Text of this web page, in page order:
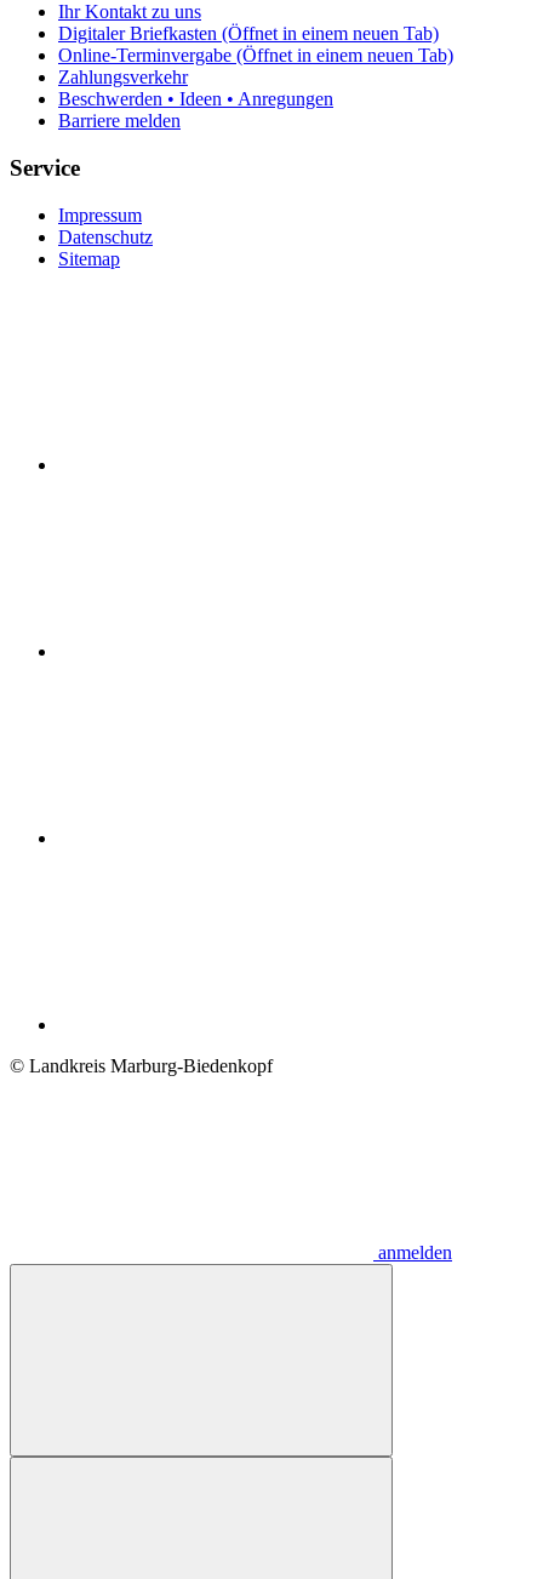
Ihr Kontakt zu uns
Digitaler Briefkasten (Öffnet in einem neuen Tab)
Online-Terminvergabe (Öffnet in einem neuen Tab)
Zahlungsverkehr
Beschwerden • Ideen • Anregungen
Barriere melden
Service
Impressum
Datenschutz
Sitemap
© Landkreis Marburg-Biedenkopf
anmelden